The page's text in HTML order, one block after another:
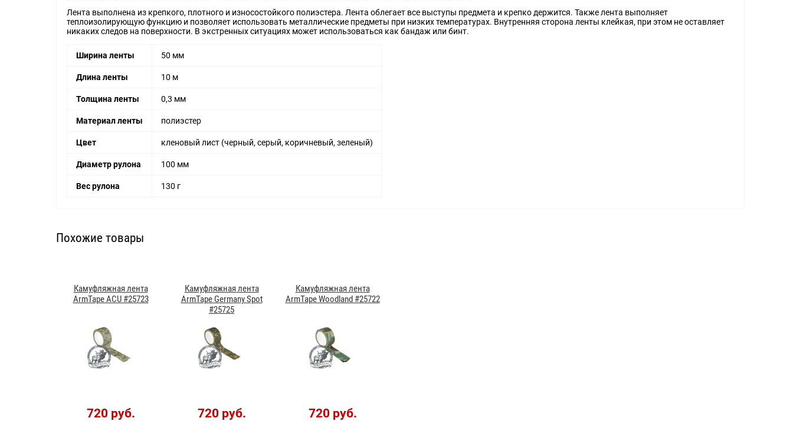
Лента выполнена из крепкого, плотного и износостойкого полиэстера. Лента облегает все выступы предмета и крепко держится. Также лента выполняет
теплоизолирующую функцию и позволяет использовать металлические предметы при низких температурах. Внутренняя сторона ленты клейкая, при этом не оставляет
никаких следов на поверхности. В экстренных ситуациях может использоваться как бандаж или бинт.
Ширина ленты 50 мм
Длина ленты 10 м
Толщина ленты 0,3 мм
Материал ленты полиэстер
Цвет кленовый лист (черный, серый, коричневый, зеленый)
Диаметр рулона 100 мм
Вес рулона 130 г
Похожие товары
Камуфляжная лента
ArmTape ACU #25723
720 руб.
Камуфляжная лента
ArmTape Germany Spot
#25725
720 руб.
Камуфляжная лента
ArmTape Woodland #25722
720 руб.